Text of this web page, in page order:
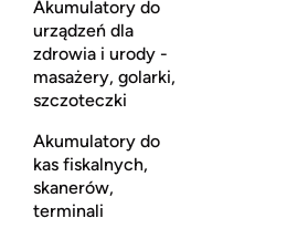
Akumulatory do
urządzeń dla
zdrowia i urody -
masażery, golarki,
szczoteczki
Akumulatory do
kas fiskalnych,
skanerów,
terminali